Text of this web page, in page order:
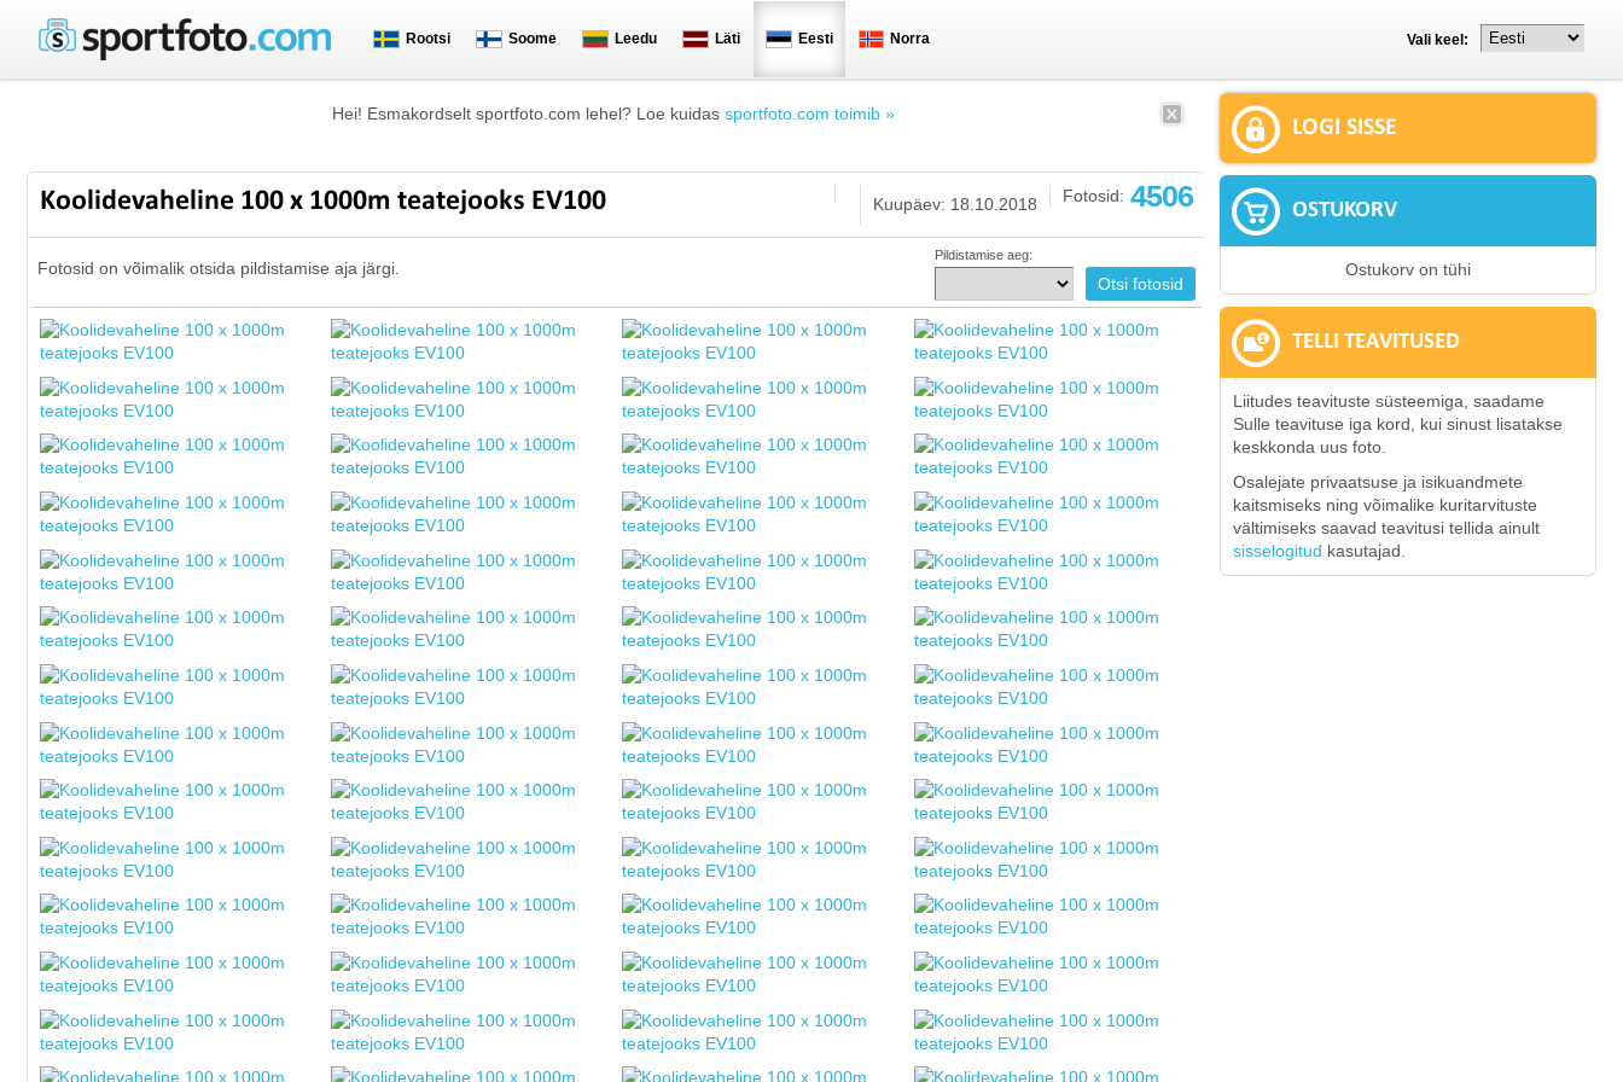
Rootsi Soome Leedu Läti Eesti Norra Vali keel:
Hei! Esmakordselt sportfoto.com lehel? Loe kuidas sportfoto.com toimib »
Koolidevaheline 100 x 1000m teatejooks EV100 Fotosid: 4506
Kuupäev: 18.10.2018
Fotosid on võimalik otsida pildistamise aja järgi.
Pildistamise aeg:
LOGI SISSE
OSTUKORV
Ostukorv on tühi
TELLI TEAVITUSED
Liitudes teavituste süsteemiga, saadame
Sulle teavituse iga kord, kui sinust lisatakse
keskkonda uus foto.
Osalejate privaatsuse ja isikuandmete
kaitsmiseks ning võimalike kuritarvituste
vältimiseks saavad teavitusi tellida ainult
sisselogitud kasutajad.